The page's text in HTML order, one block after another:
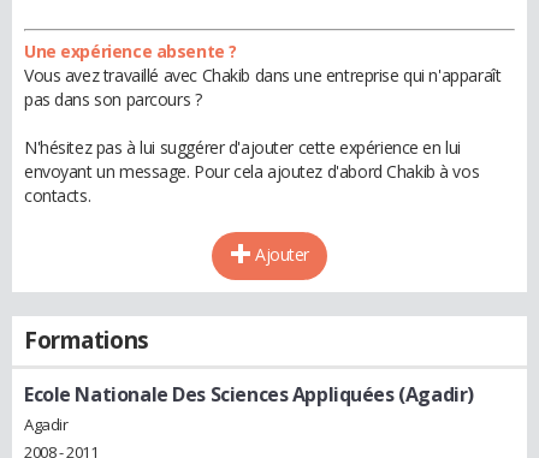
Une expérience absente ?
Vous avez travaillé avec Chakib dans une entreprise qui n'apparaît
pas dans son parcours ?
N'hésitez pas à lui suggérer d'ajouter cette expérience en lui
envoyant un message. Pour cela ajoutez d'abord Chakib à vos
contacts.
Ajouter
Formations
Ecole Nationale Des Sciences Appliquées (Agadir)
Agadir
2008 - 2011